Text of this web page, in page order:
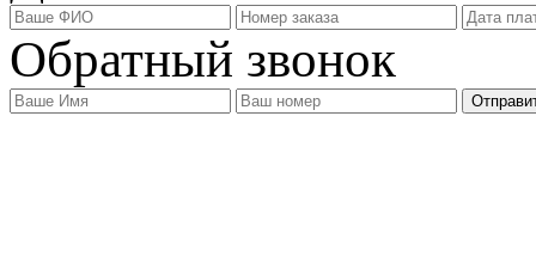
Обратный звонок